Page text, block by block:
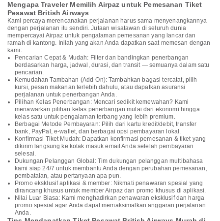
Mengapa Traveler Memilih Airpaz untuk Pemesanan Tiket
Pesawat British Airways
Kami percaya merencanakan perjalanan harus sama menyenangkannya
dengan perjalanan itu sendiri. Jutaan wisatawan di seluruh dunia
mempercayai Airpaz untuk pengalaman pemesanan yang lancar dan
ramah di kantong. Inilah yang akan Anda dapatkan saat memesan dengan
kami:
Pencarian Cepat & Mudah: Filter dan bandingkan penerbangan
berdasarkan harga, jadwal, durasi, dan transit — semuanya dalam satu
pencarian.
Kemudahan Tambahan (Add-On): Tambahkan bagasi tercatat, pilih
kursi, pesan makanan terlebih dahulu, atau dapatkan asuransi
perjalanan untuk penerbangan Anda.
Pilihan Kelas Penerbangan: Mencari sedikit kemewahan? Kami
menawarkan pilihan kelas penerbangan mulai dari ekonomi hingga
kelas satu untuk pengalaman terbang yang lebih premium.
Berbagai Metode Pembayaran: Pilih dari kartu kredit/debit, transfer
bank, PayPal, e-wallet, dan berbagai opsi pembayaran lokal.
Konfirmasi Tiket Mudah: Dapatkan konfirmasi pemesanan & tiket yang
dikirim langsung ke kotak masuk email Anda setelah pembayaran
selesai.
Dukungan Pelanggan Global: Tim dukungan pelanggan multibahasa
kami siap 24/7 untuk membantu Anda dengan perubahan pemesanan,
pembatalan, atau pertanyaan apa pun.
Promo eksklusif aplikasi & member: Nikmati penawaran spesial yang
dirancang khusus untuk member Airpaz dan promo khusus di aplikasi.
Nilai Luar Biasa: Kami menghadirkan penawaran eksklusif dan harga
promo spesial agar Anda dapat memaksimalkan anggaran perjalanan
Anda.